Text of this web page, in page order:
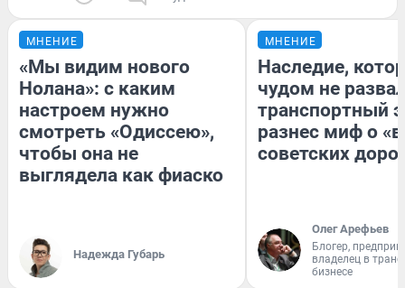
МНЕНИЕ
«Мы видим нового
Нолана»: с каким
настроем нужно
смотреть «Одиссею»,
чтобы она не
выглядела как фиаско
Надежда Губарь
МНЕНИЕ
Наследие,
чудом не
транспортный
разнес миф о
советских
Олег Арефьев
Блогер,
владелец в
бизнесе